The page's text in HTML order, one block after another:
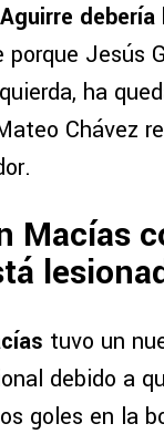
debería
porque Jesús
ha
Chávez
Macías
tuvo un
debido a
goles en la